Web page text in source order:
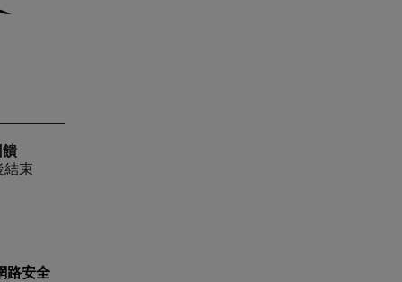
結束
路安全